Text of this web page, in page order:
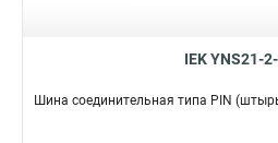
IEK YNS21-
Шина соединительная типа PIN